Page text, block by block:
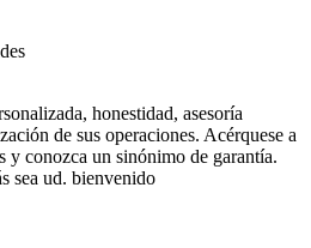
honestidad, asesoría
de sus operaciones. Acérquese a
conozca un sinónimo de garantía.
sea ud. bienvenido